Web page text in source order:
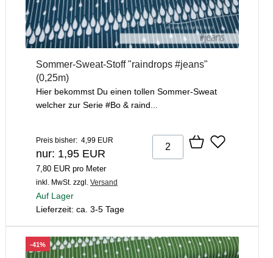
Sommer-Sweat-Stoff "raindrops #jeans"
(0,25m)
Hier bekommst Du einen tollen Sommer-Sweat
welcher zur Serie #Bo & raind...
Preis bisher: 4,99 EUR
nur: 1,95 EUR
7,80 EUR pro Meter
inkl. MwSt. zzgl. Versand
Auf Lager
Lieferzeit: ca. 3-5 Tage
-41%